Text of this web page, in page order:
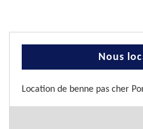
Nous
Location de benne pas cher